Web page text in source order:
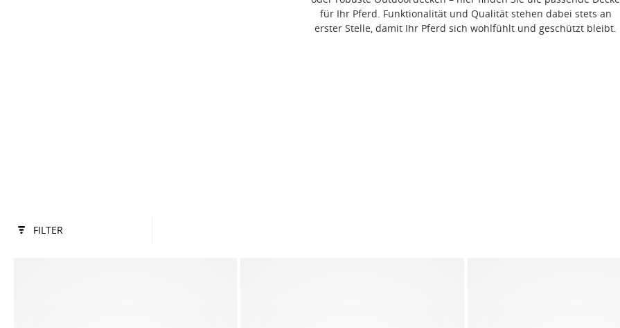
für Ihr Pferd. Funktionalität und Qualität stehen dabei stets an
erster Stelle, damit Ihr Pferd sich wohlfühlt und geschützt bleibt.
FILTER